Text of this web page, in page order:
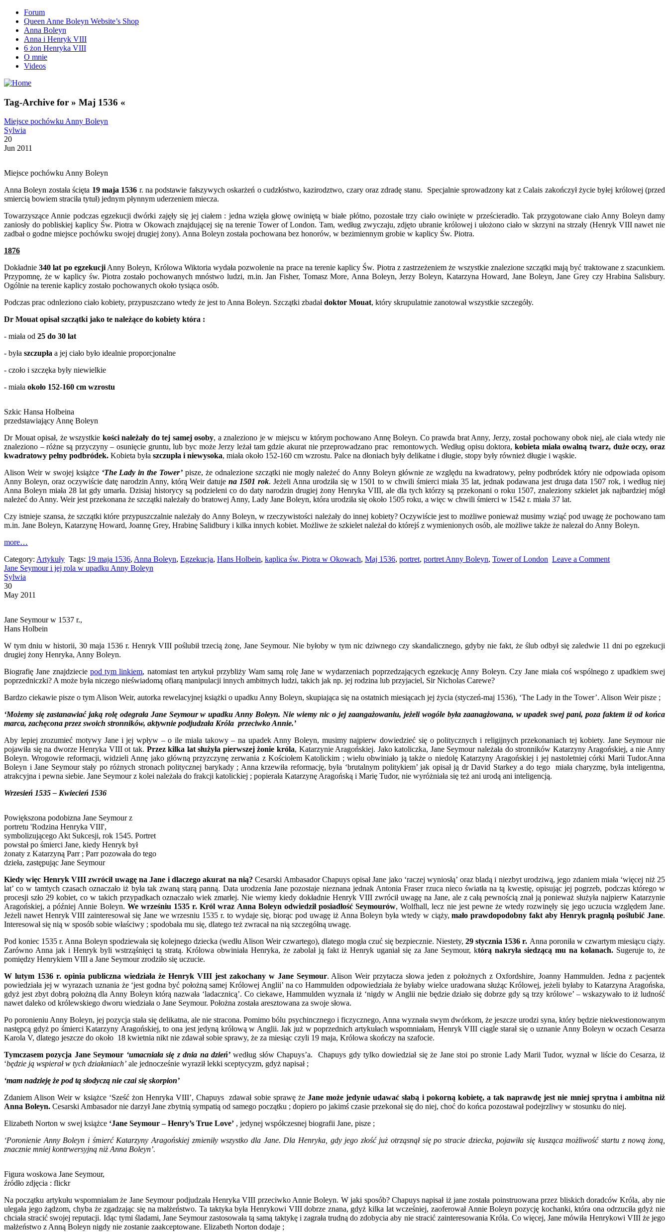
Forum
Queen Anne Boleyn Website’s Shop
Anna Boleyn
Anna i Henryk VIII
6 żon Henryka VIII
O mnie
Videos
Tag-Archive for » Maj 1536 «
Miejsce pochówku Anny Boleyn
Sylwia
20
Jun 2011
Miejsce pochówku Anny Boleyn
Anna Boleyn została ścięta 19 maja 1536 r. na podstawie fałszywych oskarżeń o cudzłóstwo, kazirodztwo, czary oraz zdradę stanu. Specjalnie sprowadzony kat z Calais zakończył życie byłej królowej (przed
smiercią bowiem straciła tytuł) jednym płynnym uderzeniem miecza.
Towarzyszące Annie podczas egzekucji dwórki zajęły się jej ciałem : jedna wzięła głowę owiniętą w białe płótno, pozostałe trzy ciało owinięte w prześcieradło. Tak przygotowane ciało Anny Boleyn damy
zaniosły do pobliskiej kaplicy Św. Piotra w Okowach znajdującej się na terenie Tower of London. Tam, według zwyczaju, zdjęto ubranie królowej i ułożono ciało w skrzyni na strzały (Henryk VIII nawet nie
zadbał o godne miejsce pochówku swojej drugiej żony). Anna Boleyn została pochowana bez honorów, w bezimiennym grobie w kaplicy Św. Piotra.
1876
Dokładnie340 lat po egzekucjiAnny Boleyn, Królowa Wiktoria wydała pozwolenie na prace na terenie kaplicy Św. Piotra z zastrzeżeniem że wszystkie znalezione szczątki mają być traktowane z szacunkiem.
Przypomnę, że w kaplicy św. Piotra zostało pochowanych mnóstwo ludzi, m.in. Jan Fisher, Tomasz More, Anna Boleyn, Jerzy Boleyn, Katarzyna Howard, Jane Boleyn, Jane Grey czy Hrabina Salisbury.
Ogólnie na terenie kaplicy zostało pochowanych około tysiąca osób.
Podczas prac odnleziono ciało kobiety, przypuszczano wtedy że jest to Anna Boleyn. Szczątki zbadałdoktor Mouat, który skrupulatnie zanotował wszystkie szczegóły.
Dr Mouat opisał szczątki jako te należące do kobiety która :
- miała od 25 do 30 lat
- była szczupła a jej ciało było idealnie proporcjonalne
- czoło i szczęka były niewielkie
- miała około 152-160 cm wzrostu
Szkic Hansa Holbeina
przedstawiający Annę Boleyn
Dr Mouat opisał, że wszystkie kości należały do tej samej osoby, a znaleziono je w miejscu w którym pochowano Annę Boleyn. Co prawda brat Anny, Jerzy, został pochowany obok niej, ale ciała wtedy nie
znaleziono – różne są przyczyny – osunięcie gruntu, lub byc może Jerzy leżał tam gdzie akurat nie przeprowadzano prac remontowych. Według opisu doktora, kobieta miała owalną twarz, duże oczy, oraz
kwadratowy pełny podbródek. Kobieta była szczupła i niewysoka, miała około 152-160 cm wzrostu. Palce na dłoniach były delikatne i długie, stopy były również długie i wąskie.
Alison Weir w swojej książce ‘The Lady in the Tower’ pisze, że odnalezione szczątki nie mogły należeć do Anny Boleyn głównie ze względu na kwadratowy, pełny podbródek który nie odpowiada opisom
Anny Boleyn, oraz oczywiście datę narodzin Anny, którą Weir datujena 1501 rok. Jeżeli Anna urodziła się w 1501 to w chwili śmierci miała 35 lat, jednak podawana jest druga data 1507 rok, i według niej
Anna Boleyn miała 28 lat gdy umarła. Dzisiaj historycy są podzieleni co do daty narodzin drugiej żony Henryka VIII, ale dla tych którzy są przekonani o roku 1507, znaleziony szkielet jak najbardziej mógł
należeć do Anny. Weir jest przekonana że szczątki należały do bratowej Anny, Lady Jane Boleyn, która urodziła się około 1505 roku, a więc w chwili śmierci w 1542 r. miała 37 lat.
Czy istnieje szansa, że szczątki które przypuszczalnie należały do Anny Boleyn, w rzeczywistości należały do innej kobiety? Oczywiście jest to możliwe ponieważ musimy wziąć pod uwagę że pochowano tam
m.in. Jane Boleyn, Katarzynę Howard, Joannę Grey, Hrabinę Salidbury i kilka innych kobiet. Możliwe że szkielet należał do którejś z wymienionych osób, ale możliwe także że nalezał do Anny Boleyn.
more…
Category: Artykuły Tags: 19 maja 1536, Anna Boleyn, Egzekucja, Hans Holbein, kaplica św. Piotra w Okowach, Maj 1536, portret, portret Anny Boleyn, Tower of London Leave a Comment
Jane Seymour i jej rola w upadku Anny Boleyn
Sylwia
30
May 2011
Jane Seymour w 1537 r.,
Hans Holbein
W tym dniu w historii, 30 maja 1536 r. Henryk VIII poślubił trzecią żonę, Jane Seymour. Nie byłoby w tym nic dziwnego czy skandalicznego, gdyby nie fakt, że ślub odbył się zaledwie 11 dni po egzekucji
drugiej żony Henryka, Anny Boleyn.
Biografię Jane znajdziecie pod tym linkiem, natomiast ten artykuł przybliży Wam samą rolę Jane w wydarzeniach poprzedzających egzekucję Anny Boleyn. Czy Jane miała coś wspólnego z upadkiem swej
poprzedniczki? A może była niczego nieświadomą ofiarą manipulacji innych ambitnych ludzi, takich jak np. jej rodzina lub przyjaciel, Sir Nicholas Carewe?
Bardzo ciekawie pisze o tym Alison Weir, autorka rewelacyjnej książki o upadku Anny Boleyn, skupiająca się na ostatnich miesiącach jej życia (styczeń-maj 1536), ‘The Lady in the Tower’. Alison Weir pisze ;
‘Możemy się zastanawiać jaką rolę odegrała Jane Seymour w upadku Anny Boleyn. Nie wiemy nic o jej zaangażowaniu, jeżeli wogóle była zaanagżowana, w upadek swej pani, poza faktem iż od końca
marca, zachęcona przez swoich stronników, aktywnie podjudzała Króla przeciwko Annie.’
Aby lepiej zrozumieć motywy Jane i jej wpływ – o ile miała takowy – na upadek Anny Boleyn, musimy najpierw dowiedzieć się o politycznych i religijnych przekonaniach tej kobiety. Jane Seymour nie
pojawiła się na dworze Henryka VIII ot tak. Przez kilka lat służyła pierwszej żonie króla, Katarzynie Aragońskiej. Jako katoliczka, Jane Seymour należała do stronników Katarzyny Aragońskiej, a nie Anny
Boleyn. Wrogowie reformacji, widzieli Annę jako główną przyzczynę zerwania z Kościołem Katolickim ; wielu obwiniało ją także o niedolę Katarzyny Aragońskiej i jej nastoletniej córki Marii Tudor.Anna
Boleyn i Jane Seymour stały po różnych stronach politycznej barykady ; Anna krzewiła reformację, była ‘brutalnym politykiem’ jak opisał ją dr David Starkey a do tego miała charyzmę, była inteligentna,
atrakcyjna i pewna siebie. Jane Seymour z kolei należała do frakcji katolickiej ; popierała Katarzynę Aragońską i Marię Tudor, nie wyróżniała się też ani urodą ani inteligencją.
Wrzesień 1535 – Kwiecień 1536
Powiększona podobizna Jane Seymour z
portretu 'Rodzina Henryka VIII',
symbolizującego Akt Sukcesji, rok 1545. Portret
powstał po śmierci Jane, kiedy Henryk był
żonaty z Katarzyną Parr ; Parr pozowała do tego
dzieła, zastępując Jane Seymour
Kiedy więc Henryk VIII zwrócił uwagę na Jane i dlaczego akurat na nią? Cesarski Ambasador Chapuys opisał Jane jako ‘raczej wyniosłą’ oraz bladą i niezbyt urodziwą, jego zdaniem miała ‘więcej niż 25
lat’ co w tamtych czasach oznaczało iż była tak zwaną starą panną. Data urodzenia Jane pozostaje nieznana jednak Antonia Fraser rzuca nieco światła na tą kwestię, opisując jej pogrzeb, podczas którego w
procesji szło 29 kobiet, co w takich przypadkach oznaczało wiek zmarłej. Nie wiemy kiedy dokładnie Henryk VIII zwrócił uwagę na Jane, ale z całą pewnością znał ją ponieważ służyła najpierw Katarzynie
Aragońskiej, a później Annie Boleyn. We wrześniu 1535 r. Król wraz Anna Boleyn odwiedził posiadłość Seymourów, Wolfhall, lecz nie jest pewne że wtedy rozwinęły się jego uczucia względem Jane.
Jeżeli nawet Henryk VIII zainteresował się Jane we wrzesniu 1535 r. to wydaje się, biorąc pod uwagę iż Anna Boleyn była wtedy w ciąży,mało prawdopodobny fakt aby Henryk pragnłą poślubić Jane.
Interesował się nią w sposób sobie właściwy ; spodobała mu się, dlatego też zwracał na nią szczegółną uwagę.
Pod koniec 1535 r. Anna Boleyn spodziewała się kolejnego dziecka (wedłu Alison Weir czwartego), dlatego mogła czuć się bezpiecznie. Niestety,29 stycznia 1536 r. Anna poroniła w czwartym miesiącu ciąży.
Zarówno Anna jak i Henryk byli wstrząśnięci tą stratą. Królowa obwiniała Henryka, że zabolał ją fakt iż Henryk uganiał się za Jane Seymour, którą nakryła siedzącą mu na kolanach. Sugeruje to, że
pomiędzy Henrykiem VIII a Jane Seymour zrodziło się uczucie.
W lutym 1536 r. opinia publiczna wiedziała że Henryk VIII jest zakochany w Jane Seymour. Alison Weir przytacza słowa jeden z położnych z Oxfordshire, Joanny Hammulden. Jedna z pacjentek
powiedziała jej w wyrazach uznania że ‘jest godna być położną samej Królowej Anglii’ na co Hammulden odpowiedziała że byłaby wielce uradowana służąc Królowej, jeżeli byłaby to Katarzyna Aragońska,
gdyż jest zbyt dobrą położną dla Anny Boleyn którą nazwała ‘ladacznicą’. Co ciekawe, Hammulden wyznała iż ‘nigdy w Anglii nie będzie działo się dobrze gdy są trzy królowe’ – wskazywało to iż ludność
nawet daleko od królewskiego dworu wiedziała o Jane Seymour. Położna została aresztowana za swoje słowa.
Po poronieniu Anny Boleyn, jej pozycja stała się delikatna, ale nie stracona. Pomimo bólu psychincznego i ficzycznego, Anna wyznała swym dwórkom, że jeszcze urodzi syna, który będzie niekwestionowanym
następcą gdyż po śmierci Katarzyny Aragońskiej, to ona jest jedyną królową w Anglii. Jak już w poprzednich artykułach wspomniałam, Henryk VIII ciągle starał się o uznanie Anny Boleyn w oczach Cesarza
Karola V, dlatego jeszcze do około 18 kwietnia nikt nie zdawał sobie sprawy, że za miesiąc czyli 19 maja, Królowa skończy na szafocie.
Tymczasem pozycja Jane Seymour ‘umacniała się z dnia na dzień’ według słów Chapuys’a. Chapuys gdy tylko dowiedział się że Jane stoi po stronie Lady Marii Tudor, wyznał w liście do Cesarza, iż
‘będzie ją wspierał w tych działaniach’ ale jednocześnie wyraził lekki sceptycyzm, gdyż napisał ;
‘mam nadzieję że pod tą słodyczą nie czai się skorpion’
Zdaniem Alison Weir w książce ‘Sześć żon Henryka VIII’, Chapuys zdawał sobie sprawę że Jane może jedynie udawać słabą i pokorną kobietę, a tak naprawdę jest nie mniej sprytna i ambitna niż
Anna Boleyn. Cesarski Ambasador nie darzył Jane zbytnią sympatią od samego początku ; dopiero po jakimś czasie przekonał się do niej, choć do końca pozostawał podejrzliwy w stosunku do niej.
Elizabeth Norton w swej książce ‘Jane Seymour – Henry’s True Love’ , jedynej współczesnej biografii Jane, pisze ;
‘Poronienie Anny Boleyn i śmierć Katarzyny Aragońskiej zmieniły wszystko dla Jane. Dla Henryka, gdy jego złość już otrząsnął się po stracie dziecka, pojawiła się kusząca możliwość startu z nową żoną,
znacznie mniej kontrwersyjną niż Anna Boleyn’.
Figura woskowa Jane Seymour,
źródło zdjęcia : flickr
Na początku artykułu wspomniałam że Jane Seymour podjudzała Henryka VIII przeciwko Annie Boleyn. W jaki sposób? Chapuys napisał iż jane została poinstruowana przez bliskich doradców Króla, aby nie
ulegała jego żądzom, chyba że zgadzając się na małżeństwo. Ta taktyka była Henrykowi VIII dobrze znana, gdyż kilka lat wcześniej, zaoferował Annie Boleyn pozycję kochanki, która ona odrzuciła gdyż nie
chciała stracić swojej reputacji. Idąc tymi śladami, Jane Seymour zastosowała tą samą taktykę i zagrała trudną do zdobycia aby nie stracić zainteresowania Króla. Co więcej, Jane mówiła Henrykowi VIII że jego
małżeństwo z Anną Boleyn nigdy nie zostanie zaakceptowane. Elizabeth Norton dodaje ;